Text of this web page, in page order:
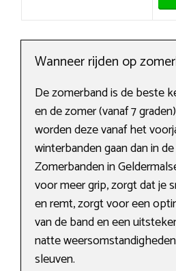
Wanneer rijden op
De zomerband is de beste
en de zomer (vanaf 7
worden deze vanaf het
winterbanden gaan dan in
Zomerbanden in
voor meer grip, zorgt dat je
en remt, zorgt voor een
van de band en een
natte
sleuven.